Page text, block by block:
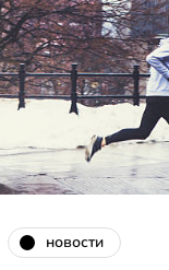
новости